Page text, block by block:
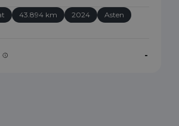
43.894 km 2024
Asten
-